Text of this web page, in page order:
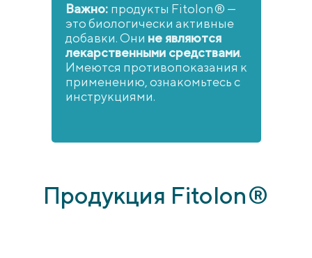
Важно: продукты Fitolon® —
это биологически активные
добавки. Они не являются
лекарственными средствами.
Имеются противопоказания к
применению, ознакомьтесь с
инструкциями.
Продукция Fitolon®